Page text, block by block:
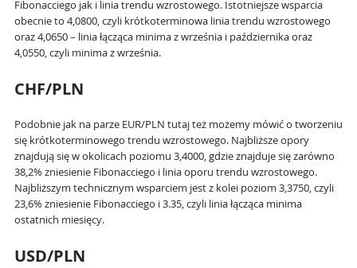
Fibonacciego jak i linia trendu wzrostowego. Istotniejsze wsparcia
obecnie to 4,0800, czyli krótkoterminowa linia trendu wzrostowego
oraz 4,0650 – linia łącząca minima z września i października oraz
4,0550, czyli minima z września.
CHF/PLN
Podobnie jak na parze EUR/PLN tutaj też możemy mówić o tworzeniu
się krótkoterminowego trendu wzrostowego. Najbliższe opory
znajdują się w okolicach poziomu 3,4000, gdzie znajduje się zarówno
38,2% zniesienie Fibonacciego i linia oporu trendu wzrostowego.
Najbliższym technicznym wsparciem jest z kolei poziom 3,3750, czyli
23,6% zniesienie Fibonacciego i 3.35, czyli linia łącząca minima
ostatnich miesięcy.
USD/PLN